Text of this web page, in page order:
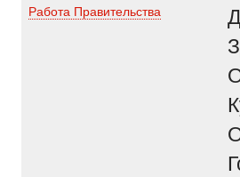
Работа Правительства